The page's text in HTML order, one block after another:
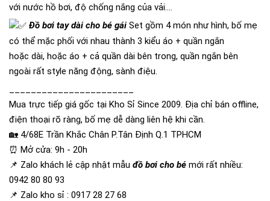
với nước hồ bơi, độ chống nắng của vải....
Đồ bơi tay dài cho bé gái Set gồm 4 món như hình, bố mẹ
có thể mặc phối với nhau thành 3 kiểu áo + quần ngắn
hoặc dài, hoặc áo + cả quần dài bên trong, quần ngắn bên
ngoài rất style năng động, sành điệu.
Mua trực tiếp giá gốc tại Kho Sỉ Since 2009. Địa chỉ bán offline,
điện thoại rõ ràng, bố mẹ dễ dàng liên hệ khi cần.
🏡 4/68E Trần Khắc Chân P.Tân Định Q.1 TPHCM
⏰ Mở cửa: 9h - 20h
📌 Zalo khách lẻ cập nhật mẫu đồ bơi cho bé mới rất nhiều:
0942 80 80 93
📌 Zalo kho sỉ : 0917 28 27 68